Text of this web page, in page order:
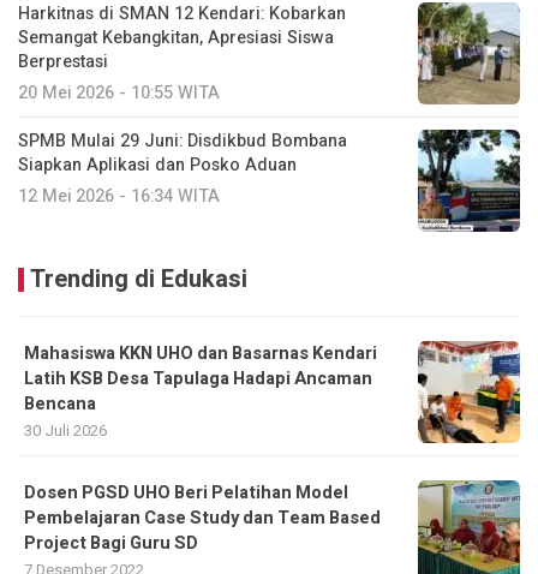
Harkitnas di SMAN 12 Kendari: Kobarkan
Semangat Kebangkitan, Apresiasi Siswa
Berprestasi
20 Mei 2026 - 10:55 WITA
SPMB Mulai 29 Juni: Disdikbud Bombana
Siapkan Aplikasi dan Posko Aduan
12 Mei 2026 - 16:34 WITA
Trending di Edukasi
Mahasiswa KKN UHO dan Basarnas Kendari
Latih KSB Desa Tapulaga Hadapi Ancaman
Bencana
30 Juli 2026
Dosen PGSD UHO Beri Pelatihan Model
Pembelajaran Case Study dan Team Based
Project Bagi Guru SD